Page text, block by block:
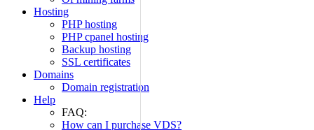
Hosting
PHP hosting
PHP cpanel hosting
Backup hosting
SSL certificates
Domains
Domain registration
Help
FAQ:
How can I purchase VDS?